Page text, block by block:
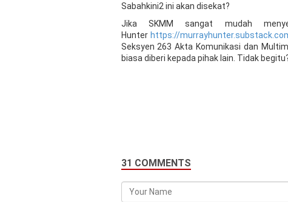
Sabahkini2 ini akan disekat?
Jika SKMM sangat mudah
Hunterhttps://
Seksyen 263 Akta Komunikasi dan
biasa diberi kepada pihak lain. Tidak
31 COMMENTS